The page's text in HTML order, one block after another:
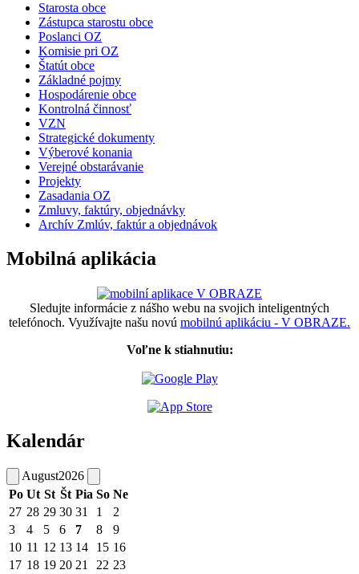
Starosta obce
Zástupca starostu obce
Poslanci OZ
Komisie pri OZ
Štatút obce
Základné pojmy
Hospodárenie obce
Kontrolná činnosť
VZN
Strategické dokumenty
Výberové konania
Verejné obstarávanie
Projekty
Zasadania OZ
Zmluvy, faktúry, objednávky
Archív Zmlúv, faktúr a objednávok
Mobilná aplikácia
Sledujte informácie z nášho webu na svojich inteligentných
telefónoch. Využívajte našu novú mobilnú aplikáciu - V OBRAZE.
Voľne k stiahnutiu:
Kalendár
August2026
Po Ut St Št Pia So Ne
27 28 29 30 31 1
2
3
4 5 6 7 8
9
10 11 12 13 14 15 16
17 18 19 20 21 22 23